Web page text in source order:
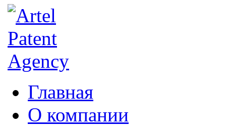
Главная
О компании